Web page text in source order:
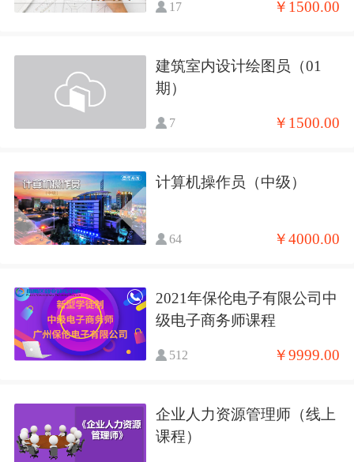
17 ￥1500.00
建筑室内设计绘图员（01
期）
7 ￥1500.00
计算机操作员（中级）
64 ￥4000.00
2021年保伦电子有限公司中
级电子商务师课程
512 ￥9999.00
企业人力资源管理师（线上
课程）